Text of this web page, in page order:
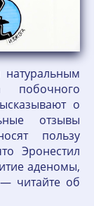
натуральным
побочного
о
отзывы
пользу
Эронестил
аденомы,
читайте об